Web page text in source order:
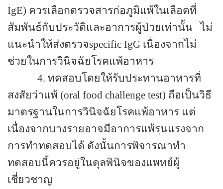
IgE) ควรเลือกตรวจสารก่อภูมิแพ้ในเลือดที่
สัมพันธ์กับประวัติและอาการผู้ป่วยเท่านั้น ไม่
แนะนำให้ส่งตรวจspecific IgG เนื่องจากไม่
ช่วยในการวินิจฉัยโรคแพ้อาหาร
4. ทดสอบโดยให้รับประทานอาหารที่
สงสัยว่าแพ้ (oral food challenge test) ถือเป็นวิธี
มาตรฐานในการวินิจฉัยโรคแพ้อาหาร แต่
เนื่องจากบางรายอาจมีอาการแพ้รุนแรงจาก
การทำทดสอบได้ ดังนั้นการพิจารณาทำ
ทดสอบนี้ควรอยู่ในดุลพินิจของแพทย์ผู้
เชี่ยวชาญ